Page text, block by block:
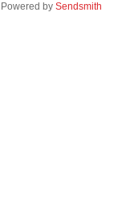
Powered by Sendsmith